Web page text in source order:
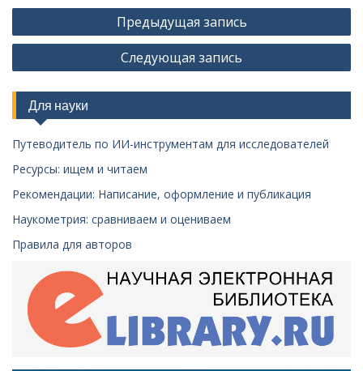
Навигация
по
Предыдущая запись
Следующая запись
Для науки
Путеводитель по ИИ-инструментам для исследователей
Ресурсы: ищем и читаем
Рекомендации: Написание, оформление и публикация
Наукометрия: сравниваем и оцениваем
Правила для авторов